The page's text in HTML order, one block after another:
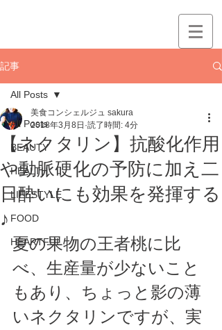
記事
All Posts
BEAUTY
HEALTH
LIFESTYLE
FOOD
HEARTFUL
All Posts
【ネクタリン】抗酸化作用
や動脈硬化の予防に加え二
日酔いにも効果を発揮する
♪
美食コンシェルジュ sakura
2018年3月8日 読了時間: 4分
夏の果物の王者桃に比
べ、生産量が少ないこと
もあり、ちょっと影の薄
いネクタリンですが、実